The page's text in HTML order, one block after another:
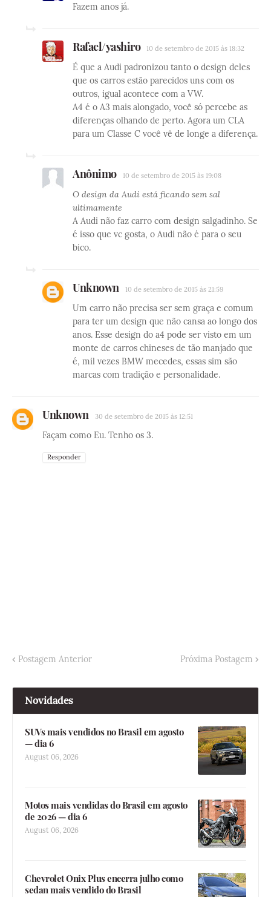
Fazem anos já.
Rafael/yashiro 10 de setembro de 2015 às 18:32
É que a Audi padronizou tanto o design deles
que os carros estão parecidos uns com os
outros, igual acontece com a VW.
A4 é o A3 mais alongado, você só percebe as
diferenças olhando de perto. Agora um CLA
para um Classe C você vê de longe a diferença.
Anônimo 10 de setembro de 2015 às 19:08
O design da Audi está ficando sem sal
ultimamente
A Audi não faz carro com design salgadinho. Se
é isso que vc gosta, o Audi não é para o seu
bico.
Unknown 10 de setembro de 2015 às 21:59
Um carro não precisa ser sem graça e comum
para ter um design que não cansa ao longo dos
anos. Esse design do a4 pode ser visto em um
monte de carros chineses de tão manjado que
é, mil vezes BMW mecedes, essas sim são
marcas com tradição e personalidade.
Unknown 30 de setembro de 2015 às 12:51
Façam como Eu. Tenho os 3.
Responder
Postagem Anterior Próxima Postagem
Novidades
SUVs mais vendidos no Brasil em agosto
— dia 6
August 06, 2026
Motos mais vendidas do Brasil em agosto
de 2026 — dia 6
August 06, 2026
Chevrolet Onix Plus encerra julho como
sedan mais vendido do Brasil